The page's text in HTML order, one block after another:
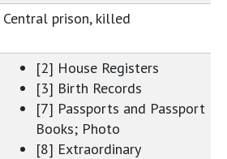
Central prison, killed
[2] House Registers
[3] Birth Records
[7] Passports and Passport
Books; Photo
[8] Extraordinary